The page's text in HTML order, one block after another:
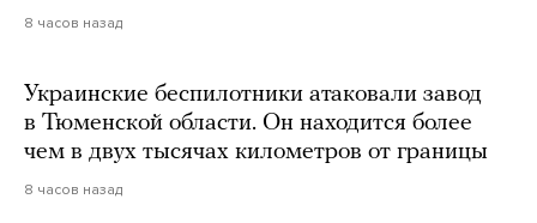
8 часов назад
Украинские беспилотники атаковали завод
в Тюменской области. Он находится более
чем в двух тысячах километров от границы
8 часов назад